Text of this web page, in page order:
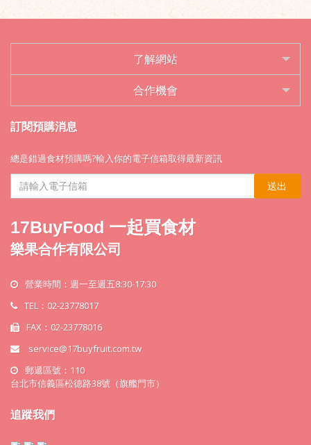
了解網站
合作機會
訂閱預購消息
總是錯過食材預購嗎?輸入你的電子信箱取得最新資訊
送出
17BuyFood 一起買食材
樂果合作有限公司
營業時間：週一至週五8:30-17:30
TEL：02-23778017
FAX：02-23778016
service@17buyfruit.com.tw
郵遞區號：110
台北市信義區松德路38號（旗艦門市）
追蹤我們